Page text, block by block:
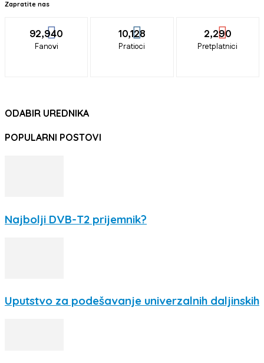
Zapratite nas
92,940
Fanovi
10,128
Pratioci
2,290
Pretplatnici
ODABIR UREDNIKA
POPULARNI POSTOVI
Najbolji DVB-T2 prijemnik?
Uputstvo za podešavanje univerzalnih daljinskih